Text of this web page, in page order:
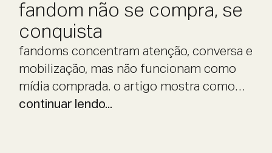
fandom não se compra, se
conquista
fandoms concentram atenção, conversa e
mobilização, mas não funcionam como
mídia comprada. o artigo mostra como
marcas podem se aproximar de
continuar lendo...